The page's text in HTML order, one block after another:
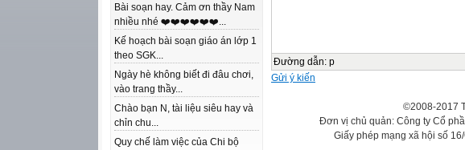
Bài soạn hay. Cảm ơn thầy Nam
nhiều nhé ❤️❤️❤️❤️❤️❤️...
Kế hoạch bài soạn giáo án lớp 1
theo SGK...
Ngày hè không biết đi đâu chơi,
vào trang thầy...
Chào bạn N, tài liệu siêu hay và
chỉn chu...
Quy chế làm việc của Chi bộ
Đường dẫn: p
Gửi ý kiến
©2008-2017
Đơn vị chủ quản: Công ty Cổ
Giấy phép mạng xã hội số